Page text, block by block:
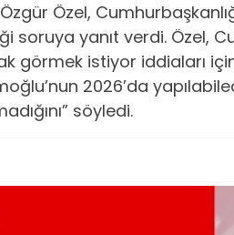
Özel,
soruya yanıt verdi. Özel,
görmek istiyor iddiaları
2026’da
söyledi.